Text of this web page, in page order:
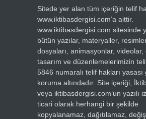
Sitede yer alan tüm içeriğin telif
www.iktibasdergisi.com’a aittir.
www.iktibasdergisi.com sitesinde
bütün yazılar, materyaller,
dosyaları, animasyonlar, videolar,
tasarım ve düzenlemelerimizin
5846 numaralı telif hakları
koruma altındadır. Site içeriği,
veya iktibasdergisi.com’un yazılı
ticari olarak herhangi bir şekilde
kopyalanamaz, dağıtılamaz,